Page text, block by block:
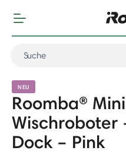
NEU
Roomba®
Wischroboter
Dock – Pink